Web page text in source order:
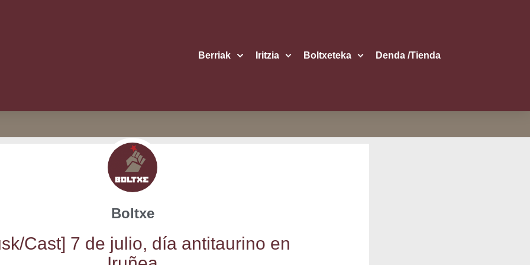
Berriak Iritzia Boltxe­te­ka Den­da /​Tien­da
Boltxe
​Cast] 7 de julio, día anti­tau­rino en